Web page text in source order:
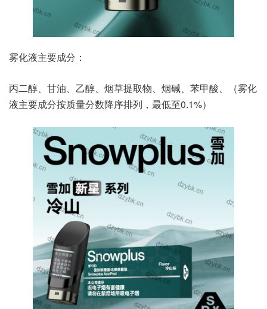
雾化液主要成分：
丙二醇、甘油、乙醇、烟草提取物、烟碱、苯甲酸、（雾化
液主要成分按质量分数降序排列，最低至0.1%）